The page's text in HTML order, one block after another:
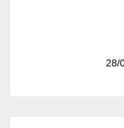
28/